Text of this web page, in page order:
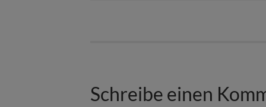
Schreibe einen